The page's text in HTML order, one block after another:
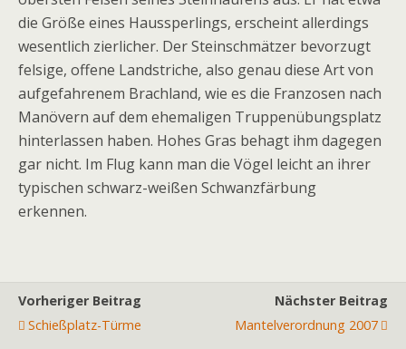
die Größe eines Haussperlings, erscheint allerdings
wesentlich zierlicher. Der Steinschmätzer bevorzugt
felsige, offene Landstriche, also genau diese Art von
aufgefahrenem Brachland, wie es die Franzosen nach
Manövern auf dem ehemaligen Truppenübungsplatz
hinterlassen haben. Hohes Gras behagt ihm dagegen
gar nicht. Im Flug kann man die Vögel leicht an ihrer
typischen schwarz-weißen Schwanzfärbung
erkennen.
Vorheriger Beitrag
Schießplatz-Türme
Nächster Beitrag
Mantelverordnung 2007